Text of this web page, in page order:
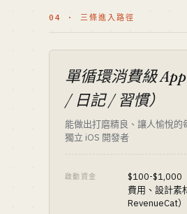
04 · 三條進入路徑
單循環消費級
/ 日記 / 習慣）
能做出打磨精良、讓人愉悅的
獨立 iOS 開發者
啟動資金
$100-$1,000
費用、設計素
RevenueCat）